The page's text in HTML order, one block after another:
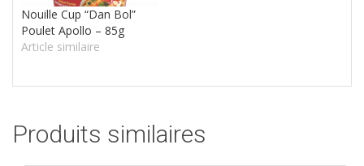
Nouille Cup “Dan Bol”
Poulet Apollo – 85g
Article similaire
Produits similaires